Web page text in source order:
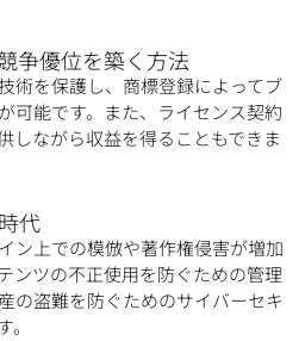
争優位を築く方法
術を保護し、商標登録によってブ
可能です。また、ライセンス契約
しながら収益を得ることもできま
代
ン上での模倣や著作権侵害が増加
ンツの不正使用を防ぐための管理
の盗難を防ぐためのサイバーセキ